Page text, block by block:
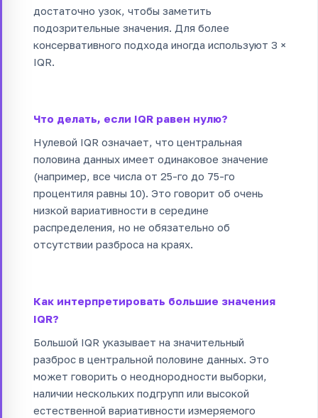
достаточно узок, чтобы заметить
подозрительные значения. Для более
консервативного подхода иногда используют 3 ×
IQR.
Что делать, если IQR равен нулю?
Нулевой IQR означает, что центральная
половина данных имеет одинаковое значение
(например, все числа от 25-го до 75-го
процентиля равны 10). Это говорит об очень
низкой вариативности в середине
распределения, но не обязательно об
отсутствии разброса на краях.
Как интерпретировать большие значения
IQR?
Большой IQR указывает на значительный
разброс в центральной половине данных. Это
может говорить о неоднородности выборки,
наличии нескольких подгрупп или высокой
естественной вариативности измеряемого